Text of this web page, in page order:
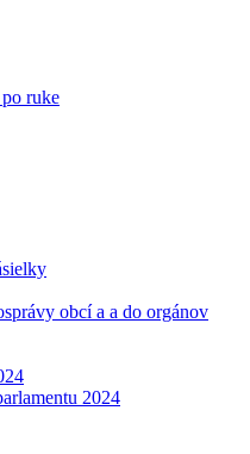
ruke
obcí a a do orgánov
2024